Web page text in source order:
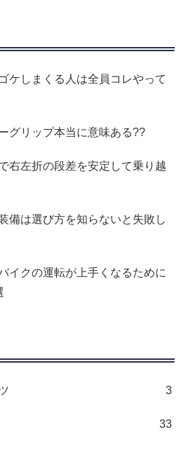
ケしまくる人は全員コレやって
グリップ本当に意味ある??
右左折の段差を安定して乗り越
備は選び方を知らないと失敗し
イクの運転が上手くなるために
3
33